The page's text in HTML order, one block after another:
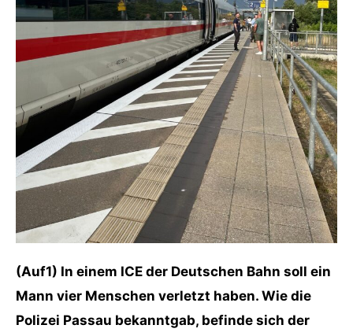
(Auf1) In einem ICE der Deutschen Bahn soll ein
Mann vier Menschen verletzt haben. Wie die
Polizei Passau bekanntgab, befinde sich der